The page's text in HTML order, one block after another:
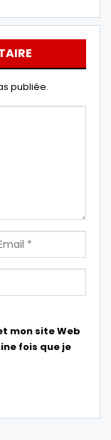
publiée.
mon site Web
fois que je